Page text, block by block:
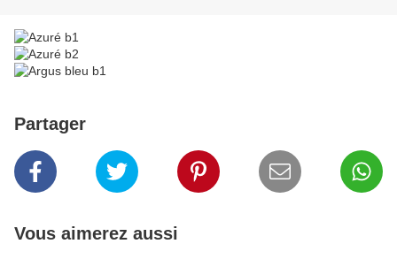
Partager
Vous aimerez aussi